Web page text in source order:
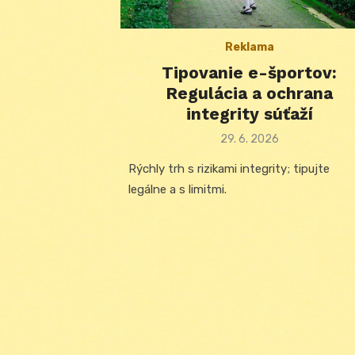
Reklama
Tipovanie e-športov:
Regulácia a ochrana
integrity súťaží
Posted
29. 6. 2026
Rýchly trh s rizikami integrity; tipujte
legálne a s limitmi.